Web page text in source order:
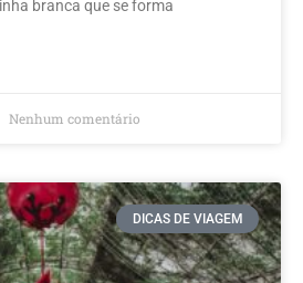
branca que se forma
Nenhum comentário
DICAS DE VIAGEM